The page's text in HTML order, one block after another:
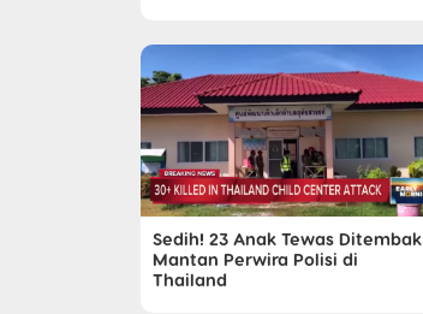
Sedih! 23 Anak Tewas Ditembak
Mantan Perwira Polisi di
Thailand